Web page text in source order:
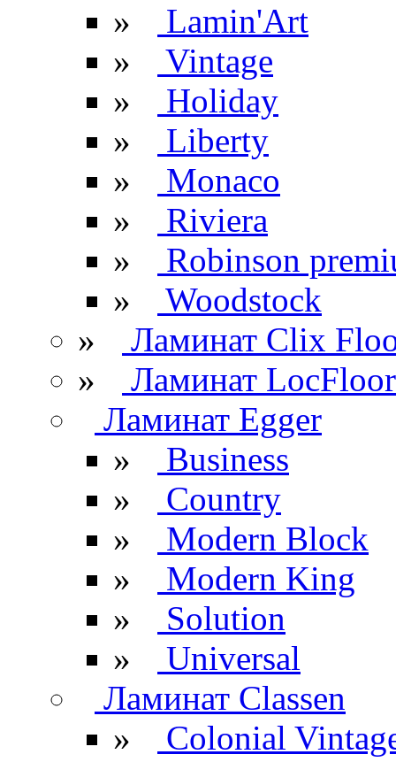
»
Lamin'Art
»
Vintage
»
Holiday
»
Liberty
»
Monaco
»
Riviera
»
Robinson
»
Woodstock
»
Ламинат Clix
»
Ламинат LocFloor
Ламинат Egger
»
Business
»
Country
»
Modern Block
»
Modern King
»
Solution
»
Universal
Ламинат Classen
»
Colonial